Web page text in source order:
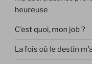
heureuse
C’est quoi, mon job ?
La fois où le destin